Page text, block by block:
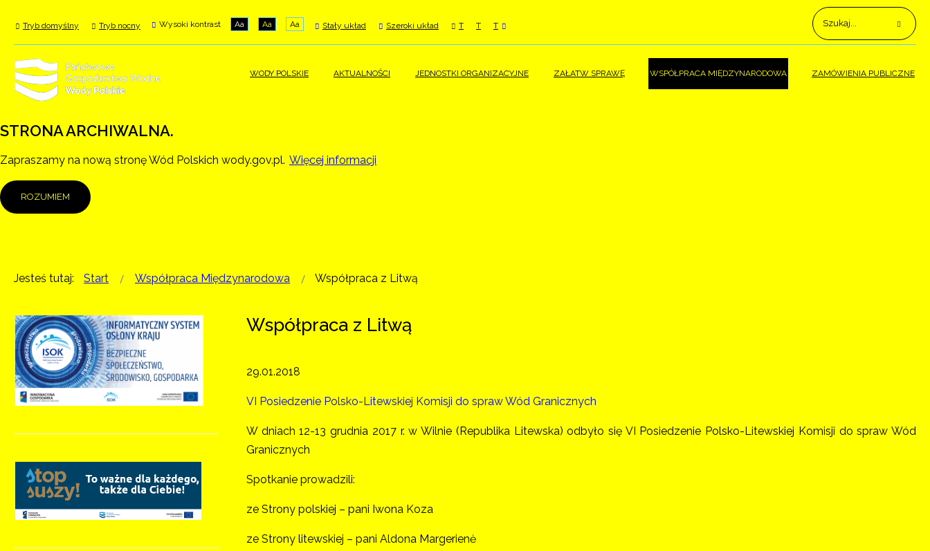
Tryb domyślny Tryb nocny Wysoki kontrast Aa Aa Aa Stały układ Szeroki układ T T T
WODY POLSKIE AKTUALNOŚCI JEDNOSTKI ORGANIZACYJNE ZAŁATW SPRAWĘ WSPÓŁPRACA MIĘDZYNARODOWA ZAMÓWIENIA PUBLICZNE
STRONA ARCHIWALNA.
Zapraszamy na nową stronę Wód Polskich wody.gov.pl. Więcej informacji
ROZUMIEM
Jesteś tutaj: Start Współpraca Międzynarodowa Współpraca z Litwą
Współpraca z Litwą
29.01.2018
VI Posiedzenie Polsko-Litewskiej Komisji do spraw Wód Granicznych
W dniach 12-13 grudnia 2017 r. w Wilnie (Republika Litewska) odbyło się VI Posiedzenie Polsko-Litewskiej Komisji do spraw Wód
Granicznych
Spotkanie prowadzili:
ze Strony polskiej – pani Iwona Koza
ze Strony litewskiej – pani Aldona Margerienė